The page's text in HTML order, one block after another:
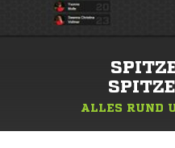
ALLES RUND